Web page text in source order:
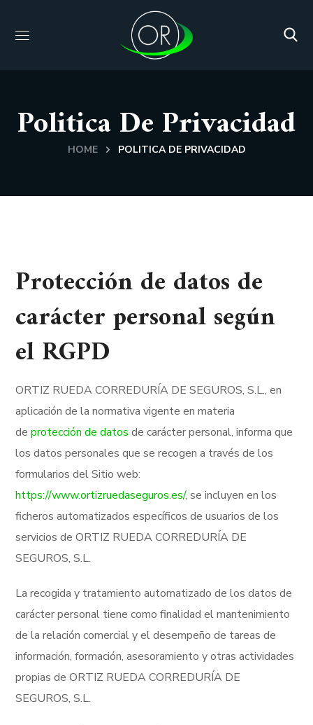
Politica De Privacidad
HOME POLITICA DE PRIVACIDAD
Protección de datos de
carácter personal según
el RGPD
ORTIZ RUEDA CORREDURÍA DE SEGUROS, S.L., en
aplicación de la normativa vigente en materia
deprotección de datos de carácter personal, informa que
los datos personales que se recogen a través de los
formularios del Sitio web:
https://www.ortizruedaseguros.es/, se incluyen en los
ficheros automatizados específicos de usuarios de los
servicios de ORTIZ RUEDA CORREDURÍA DE
SEGUROS, S.L.
La recogida y tratamiento automatizado de los datos de
carácter personal tiene como finalidad el mantenimiento
de la relación comercial y el desempeño de tareas de
información, formación, asesoramiento y otras actividades
propias de ORTIZ RUEDA CORREDURÍA DE
SEGUROS, S.L.